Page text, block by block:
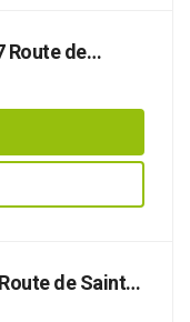
Route de
de Saint